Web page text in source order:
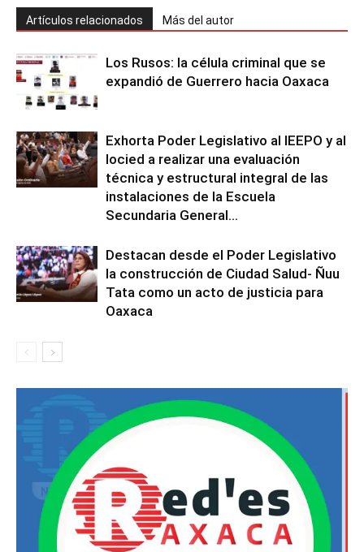
Artículos relacionados Más del autor
Los Rusos: la célula criminal que se
expandió de Guerrero hacia Oaxaca
Exhorta Poder Legislativo al IEEPO y al
Iocied a realizar una evaluación
técnica y estructural integral de las
instalaciones de la Escuela
Secundaria General...
Destacan desde el Poder Legislativo
la construcción de Ciudad Salud- Ñuu
Tata como un acto de justicia para
Oaxaca